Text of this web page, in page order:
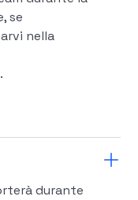
se
nella
durante